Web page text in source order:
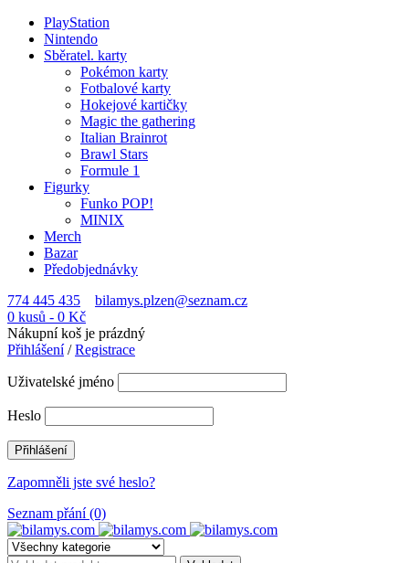
PlayStation
Nintendo
Sběratel. karty
Pokémon karty
Fotbalové karty
Hokejové kartičky
Magic the gathering
Italian Brainrot
Brawl Stars
Formule 1
Figurky
Funko POP!
MINIX
Merch
Bazar
Předobjednávky
774 445 435
bilamys.plzen@seznam.cz
0 kusů - 0 Kč
Nákupní koš je prázdný
Přihlášení/Registrace
Uživatelské jméno
Heslo
Zapomněli jste své heslo?
Seznam přání (0)